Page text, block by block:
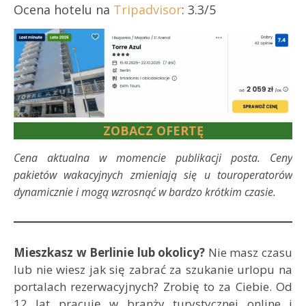
Ocena hotelu na Tripadvisor: 3.3/5
ZOBACZ OFERTĘ
Cena aktualna w momencie publikacji posta. Ceny
pakietów wakacyjnych zmieniają się u touroperatorów
dynamicznie i mogą wzrosnąć w bardzo krótkim czasie.
Mieszkasz w Berlinie lub okolicy? Nie masz czasu
lub nie wiesz jak się zabrać za szukanie urlopu na
portalach rezerwacyjnych? Zrobię to za Ciebie. Od